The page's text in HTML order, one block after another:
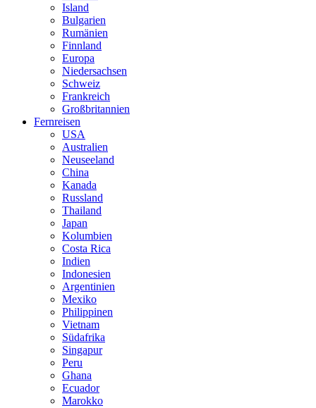
Island
Bulgarien
Rumänien
Finnland
Europa
Niedersachsen
Schweiz
Frankreich
Großbritannien
Fernreisen
USA
Australien
Neuseeland
China
Kanada
Russland
Thailand
Japan
Kolumbien
Costa Rica
Indien
Indonesien
Argentinien
Mexiko
Philippinen
Vietnam
Südafrika
Singapur
Peru
Ghana
Ecuador
Marokko